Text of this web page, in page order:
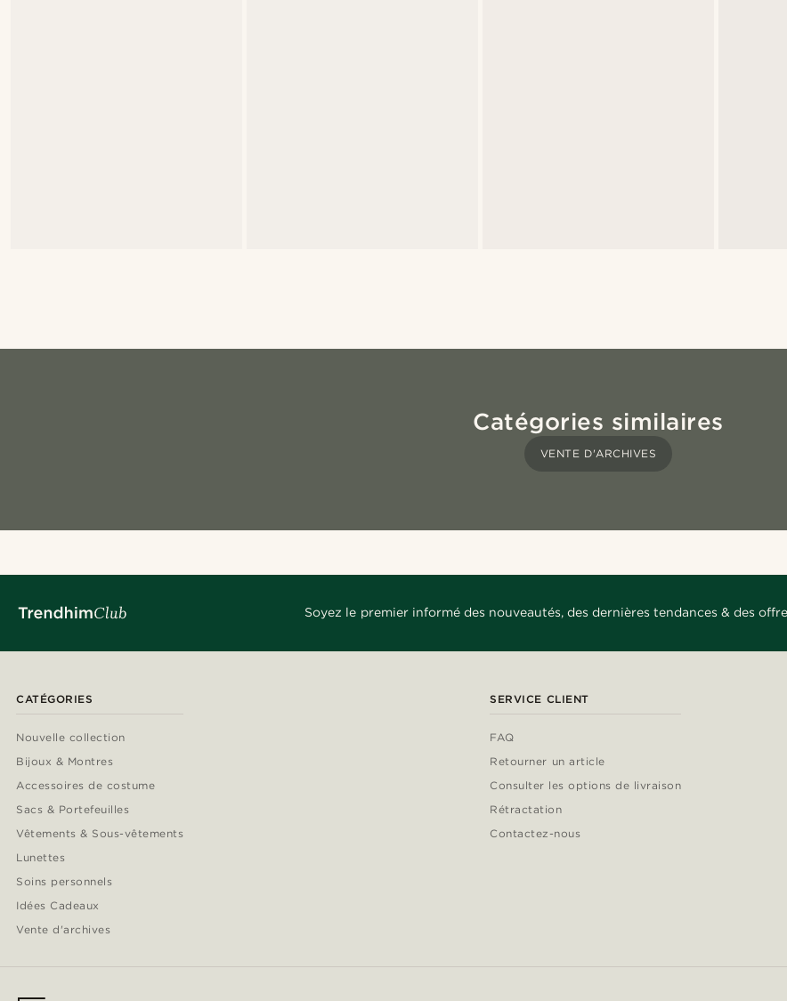
Catégories similaires
VENTE D'ARCHIVES
Soyez le premier informé des nouveautés, des dernières tendances & des
CATÉGORIES
Nouvelle collection
Bijoux & Montres
Accessoires de costume
Sacs & Portefeuilles
Vêtements & Sous-vêtements
Lunettes
Soins personnels
Idées Cadeaux
Vente d'archives
SERVICE CLIENT
FAQ
Retourner un article
Consulter les options de livraison
Rétractation
Contactez-nous